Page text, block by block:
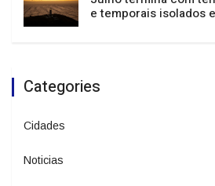
para tempestades e
e temporais isolados
Categories